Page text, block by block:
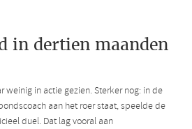
in dertien maanden
weinig in actie gezien. Sterker nog: in de
aan het roer staat, speelde de
duel. Dat lag vooral aan